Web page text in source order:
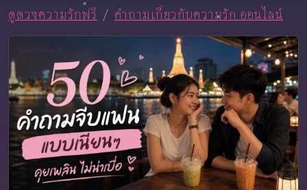
ดูดวงความรักฟรี คำถามเกี่ยวกับความรัก ออนไลน์